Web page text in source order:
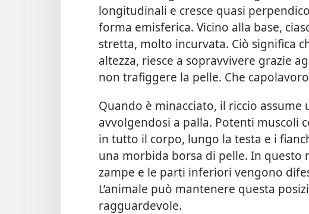
longitudinali e cresce quasi
forma emisferica. Vicino alla base,
stretta, molto incurvata. Ciò significa
altezza, riesce a sopravvivere grazie
non trafiggere la pelle. Che
Quando è minacciato, il riccio assume
avvolgendosi a palla. Potenti muscoli
in tutto il corpo, lungo la testa e i
una morbida borsa di pelle. In questo
zampe e le parti inferiori vengono
L’animale può mantenere questa
ragguardevole.